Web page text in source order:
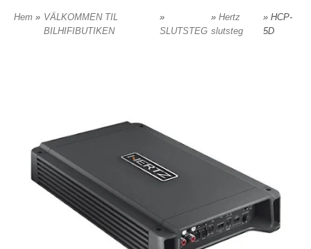
Hem » VÄLKOMMEN TIL
BILHIFIBUTIKEN
»
SLUTSTEG
» Hertz
slutsteg
» HCP-
5D